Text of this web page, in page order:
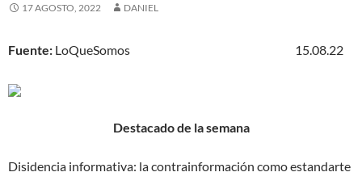
17 AGOSTO, 2022 DANIEL
Fuente: LoQueSomos 15.08.22
Destacado de la semana
Disidencia informativa: la contrainformación como estandarte